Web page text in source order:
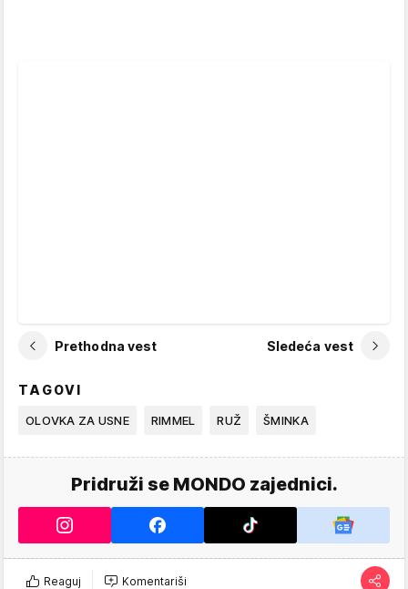
Prethodna vest Sledeća vest
TAGOVI
OLOVKA ZA USNE RIMMEL RUŽ ŠMINKA
Pridruži se MONDO zajednici.
Reaguj Komentariši